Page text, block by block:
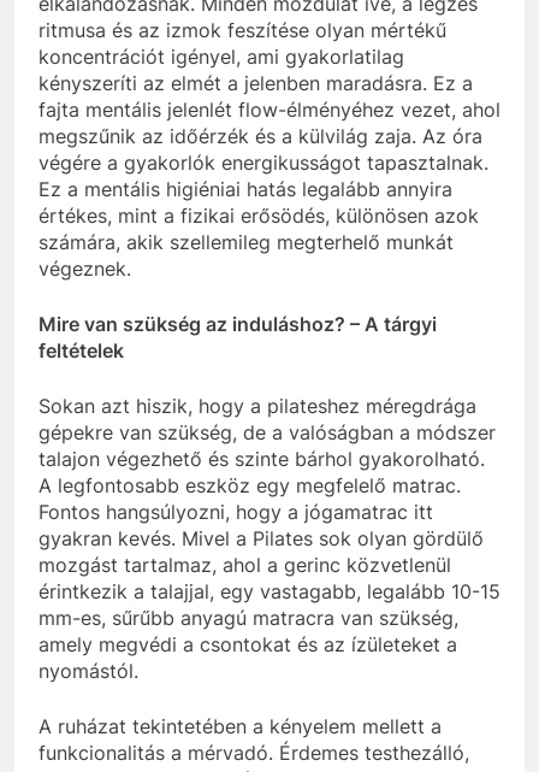
ritmusa és az izmok feszítése olyan mértékű
koncentrációt igényel, ami gyakorlatilag
kényszeríti az elmét a jelenben maradásra. Ez a
fajta mentális jelenlét flow-élményéhez vezet, ahol
megszűnik az időérzék és a külvilág zaja. Az óra
végére a gyakorlók energikusságot tapasztalnak.
Ez a mentális higiéniai hatás legalább annyira
értékes, mint a fizikai erősödés, különösen azok
számára, akik szellemileg megterhelő munkát
végeznek.
Mire van szükség az induláshoz? – A tárgyi
feltételek
Sokan azt hiszik, hogy a pilateshez méregdrága
gépekre van szükség, de a valóságban a módszer
talajon végezhető és szinte bárhol gyakorolható.
A legfontosabb eszköz egy megfelelő matrac.
Fontos hangsúlyozni, hogy a jógamatrac itt
gyakran kevés. Mivel a Pilates sok olyan gördülő
mozgást tartalmaz, ahol a gerinc közvetlenül
érintkezik a talajjal, egy vastagabb, legalább 10-15
mm-es, sűrűbb anyagú matracra van szükség,
amely megvédi a csontokat és az ízületeket a
nyomástól.
A ruházat tekintetében a kényelem mellett a
funkcionalitás a mérvadó. Érdemes testhezálló,